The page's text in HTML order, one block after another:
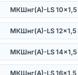
МКШнг(А)-LS 10×1,5
МКШнг(А)-LS 12×1,5
МКШнг(А)-LS 14×1,5
МКШнг(А)-LS 16×1,5